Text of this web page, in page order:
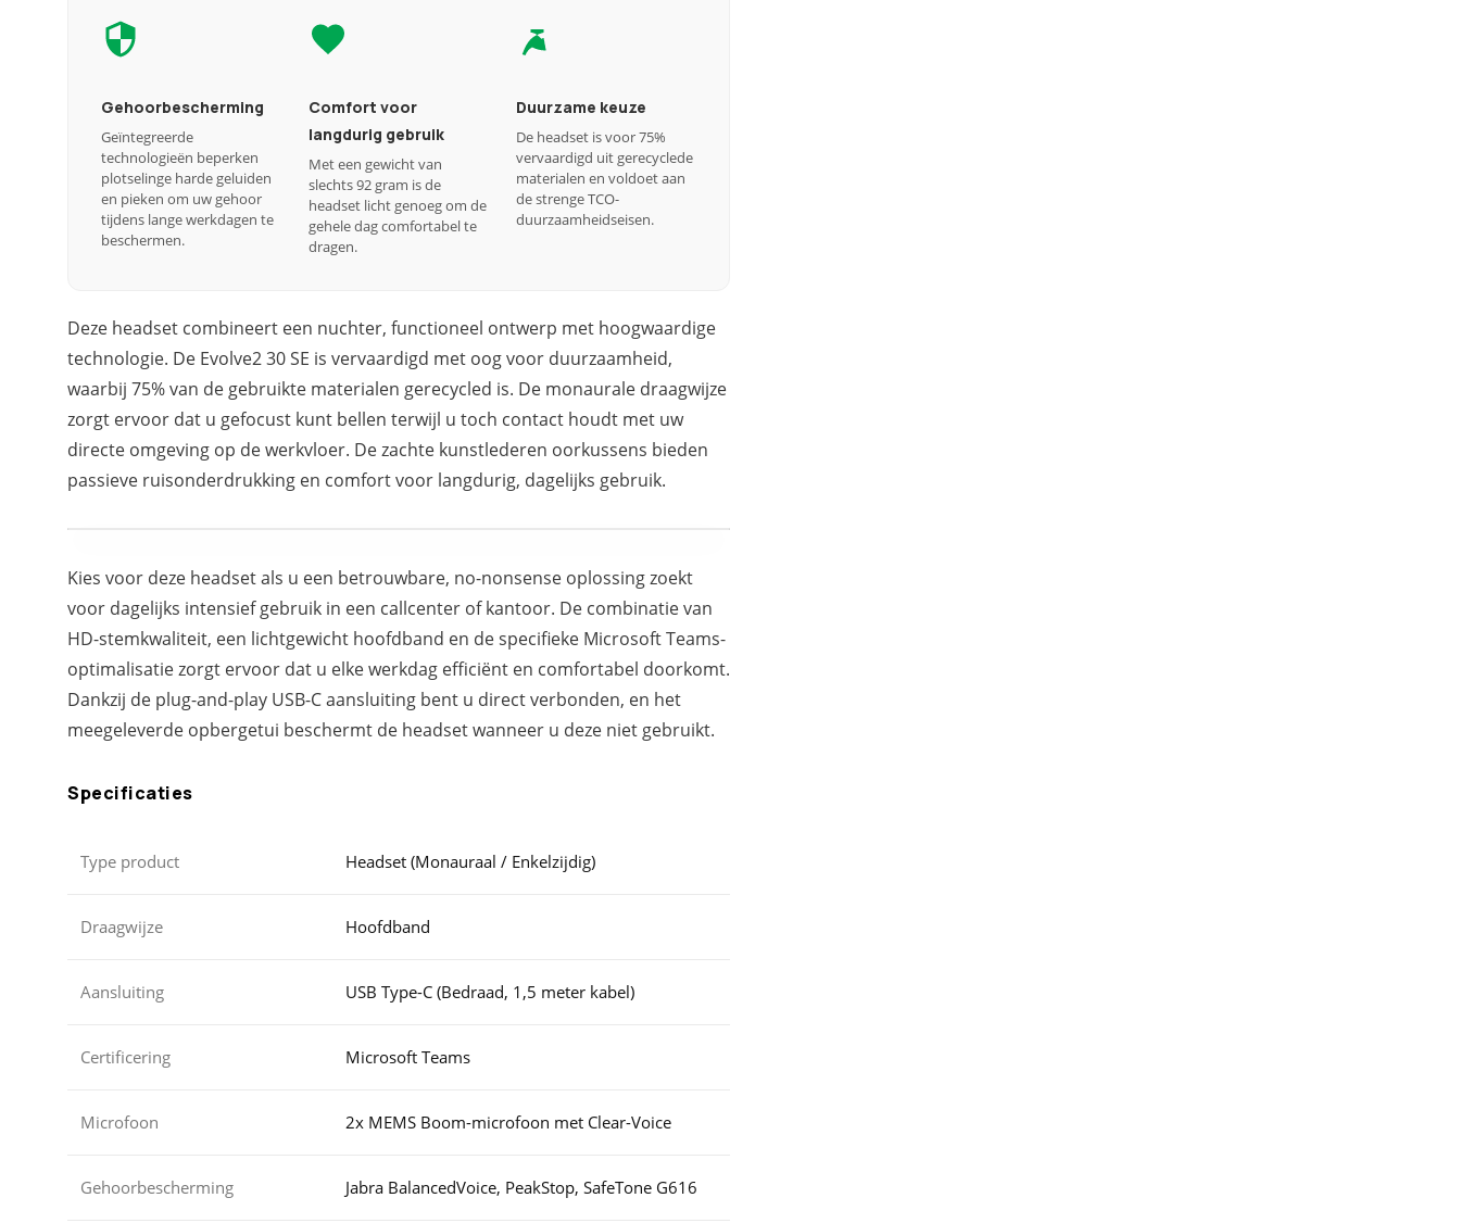
Gehoorbescherming
Geïntegreerde
technologieën beperken
plotselinge harde geluiden
en pieken om uw gehoor
tijdens lange werkdagen te
beschermen.
Comfort voor
langdurig gebruik
Met een gewicht van
slechts 92 gram is de
headset licht genoeg om de
gehele dag comfortabel te
dragen.
Duurzame keuze
De headset is voor 75%
vervaardigd uit gerecyclede
materialen en voldoet aan
de strenge TCO-
duurzaamheidseisen.
Deze headset combineert een nuchter, functioneel ontwerp met hoogwaardige
technologie. De Evolve2 30 SE is vervaardigd met oog voor duurzaamheid,
waarbij 75% van de gebruikte materialen gerecycled is. De monaurale draagwijze
zorgt ervoor dat u gefocust kunt bellen terwijl u toch contact houdt met uw
directe omgeving op de werkvloer. De zachte kunstlederen oorkussens bieden
passieve ruisonderdrukking en comfort voor langdurig, dagelijks gebruik.
Kies voor deze headset als u een betrouwbare, no-nonsense oplossing zoekt
voor dagelijks intensief gebruik in een callcenter of kantoor. De combinatie van
HD-stemkwaliteit, een lichtgewicht hoofdband en de specifieke Microsoft Teams-
optimalisatie zorgt ervoor dat u elke werkdag efficiënt en comfortabel doorkomt.
Dankzij de plug-and-play USB-C aansluiting bent u direct verbonden, en het
meegeleverde opbergetui beschermt de headset wanneer u deze niet gebruikt.
Specificaties
Type product Headset (Monauraal / Enkelzijdig)
Draagwijze Hoofdband
Aansluiting USB Type-C (Bedraad, 1,5 meter kabel)
Certificering Microsoft Teams
Microfoon 2x MEMS Boom-microfoon met Clear-Voice
Gehoorbescherming Jabra BalancedVoice, PeakStop, SafeTone G616